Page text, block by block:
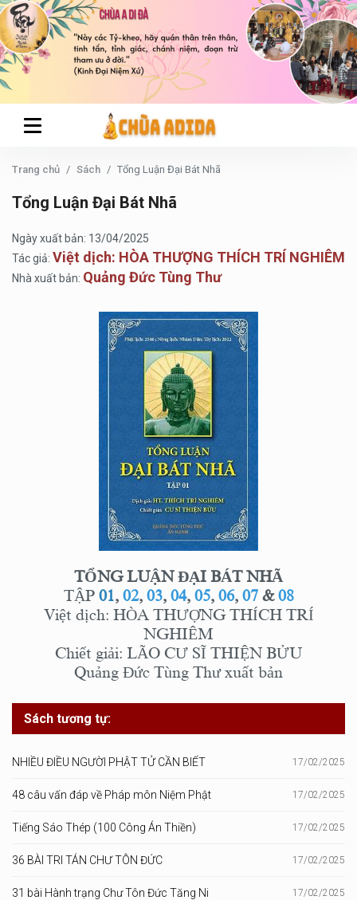
Trang chủ Sách Tổng Luận Đại Bát Nhã
Tổng Luận Đại Bát Nhã
Ngày xuất bản: 13/04/2025
Tác giả: Việt dịch: HÒA THƯỢNG THÍCH TRÍ NGHIÊM
Nhà xuất bản: Quảng Đức Tùng Thư
TỔNG LUẬN ĐẠI BÁT NHÃ
TẬP 01, 02, 03, 04, 05, 06, 07&08
Việt dịch: HÒA THƯỢNG THÍCH TRÍ
NGHIÊM
Chiết giải: LÃO CƯ SĨ THIỆN BỬU
Quảng Đức Tùng Thư xuất bản
Sách tương tự:
NHIỀU ĐIỀU NGƯỜI PHẬT TỬ CẦN BIẾT 17/02/2025
48 câu vấn đáp về Pháp môn Niệm Phật 17/02/2025
Tiếng Sáo Thép (100 Công Án Thiền) 17/02/2025
36 BÀI TRI TÁN CHƯ TÔN ĐỨC 17/02/2025
31 bài Hành trạng Chư Tôn Đức Tăng Ni 17/02/2025